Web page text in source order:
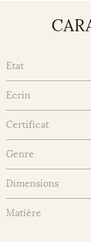
Etat
Ecrin
Certificat
Genre
Dimensions
Matière